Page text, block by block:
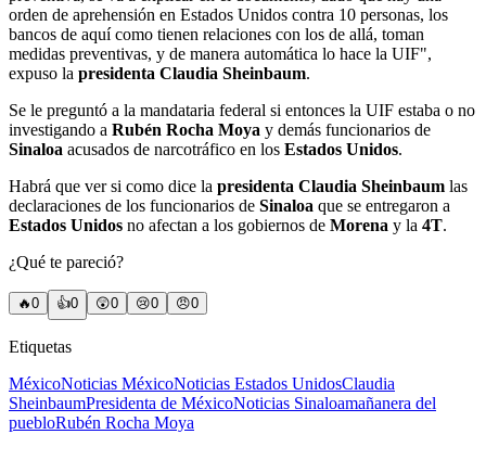
orden de aprehensión en Estados Unidos contra 10 personas, los
bancos de aquí como tienen relaciones con los de allá, toman
medidas preventivas, y de manera automática lo hace la UIF",
expuso la presidenta Claudia Sheinbaum.
Se le preguntó a la mandataria federal si entonces la UIF estaba o no
investigando a Rubén Rocha Moya y demás funcionarios de
Sinaloa acusados de narcotráfico en los Estados Unidos.
Habrá que ver si como dice la presidenta Claudia Sheinbaum las
declaraciones de los funcionarios de Sinaloa que se entregaron a
Estados Unidos no afectan a los gobiernos de Morena y la 4T.
¿Qué te pareció?
🔥0 👍0 😲0 😢0 😠0
Etiquetas
MéxicoNoticias MéxicoNoticias Estados UnidosClaudia
SheinbaumPresidenta de MéxicoNoticias Sinaloamañanera del
puebloRubén Rocha Moya